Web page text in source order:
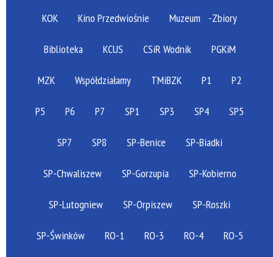
KOK Kino Przedwiośnie Muzeum -Zbiory
Biblioteka KCUS CSiR Wodnik PGKiM
MZK Współdziałamy TMiBZK P1 P2
P5 P6 P7 SP1 SP3 SP4 SP5
SP7 SP8 SP-Benice SP-Biadki
SP-Chwaliszew SP-Gorzupia SP-Kobierno
SP-Lutogniew SP-Orpiszew SP-Roszki
SP-Świnków RO-1 RO-3 RO-4 RO-5